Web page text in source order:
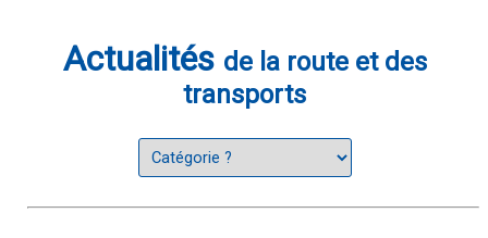
Actualités de la route et des
transports